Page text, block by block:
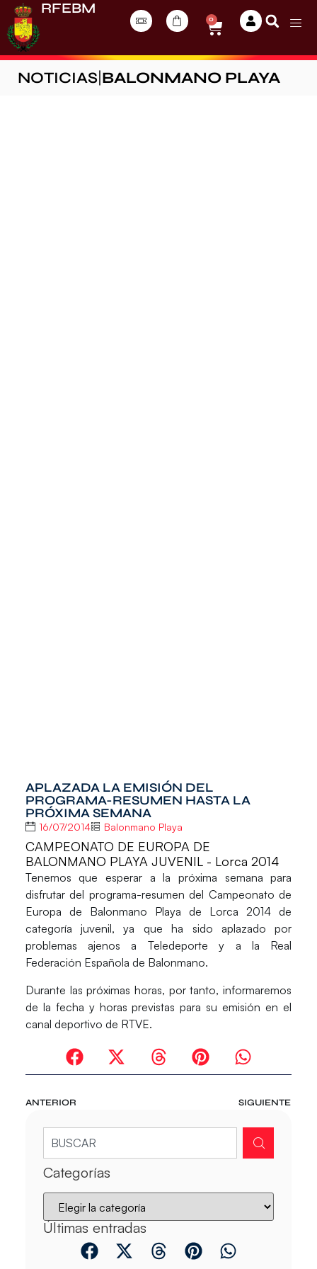
RFEBM
0
NOTICIAS BALONMANO PLAYA
APLAZADA LA EMISIÓN DEL
PROGRAMA-RESUMEN HASTA LA
PRÓXIMA SEMANA
16/07/2014 Balonmano Playa
CAMPEONATO DE EUROPA DE
BALONMANO PLAYA JUVENIL - Lorca 2014
Tenemos que esperar a la próxima semana para
disfrutar del programa-resumen del Campeonato de
Europa de Balonmano Playa de Lorca 2014 de
categoría juvenil, ya que ha sido aplazado por
problemas ajenos a Teledeportey a la Real
Federación Española de Balonmano.
Durante las próximas horas, por tanto, informaremos
de la fecha y horas previstas para su emisión en el
canal deportivo de RTVE.
ANTERIOR SIGUIENTE
Categorías
Últimas entradas